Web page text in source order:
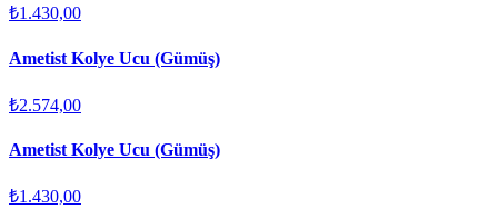
₺1.430,00
Ametist Kolye Ucu (Gümüş)
₺2.574,00
Ametist Kolye Ucu (Gümüş)
₺1.430,00